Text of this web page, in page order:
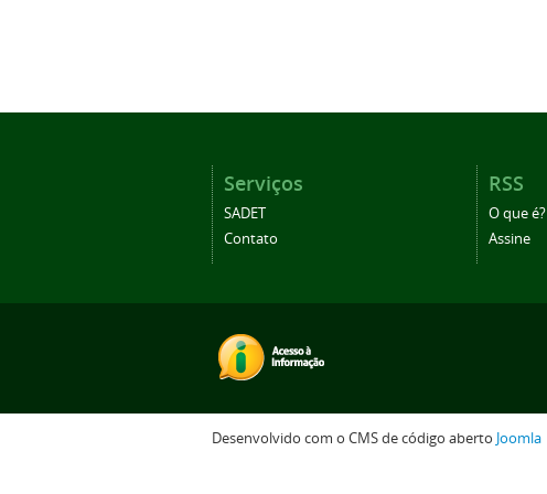
Serviços
SADET
Contato
RSS
O que é?
Assine
Desenvolvido com o CMS de código aberto Joomla